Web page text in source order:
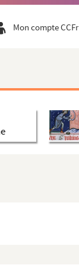
Mon compte CCFr